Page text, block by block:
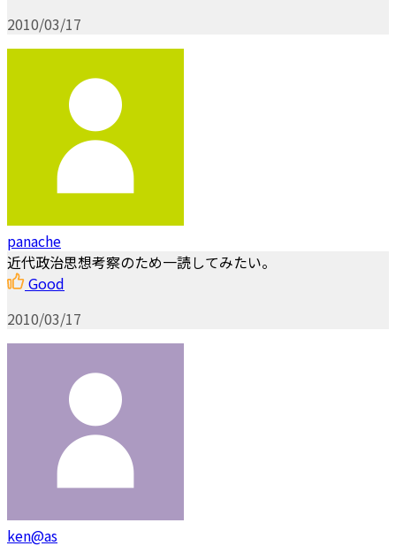
2010/03/17
panache
近代政治思想考察のため一読してみたい。
Good
2010/03/17
ken@as